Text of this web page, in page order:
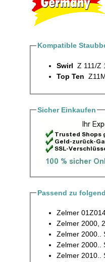
Kompatible
Swirl Z 111/Z
Top Ten
Sicher Einkaufen
Passend zu
Zelmer
Zelmer 2000,
Zelmer 2000..
Zelmer 2000..
Zelmer 2010..